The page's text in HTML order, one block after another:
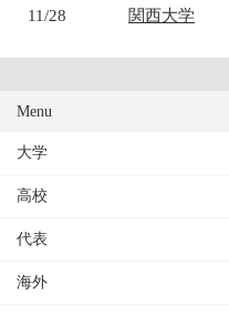
11/28 関西大学
Menu
大学
高校
代表
海外